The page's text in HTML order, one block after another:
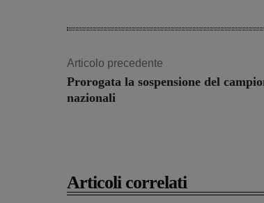
Articolo precedente
Prorogata la sospensione del
nazionali
Articoli correlati